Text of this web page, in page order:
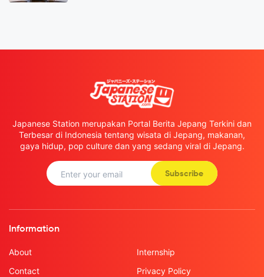
Japanese Station merupakan Portal Berita Jepang Terkini dan
Terbesar di Indonesia tentang wisata di Jepang, makanan,
gaya hidup, pop culture dan yang sedang viral di Jepang.
Subscribe
Information
About
Contact
Internship
Privacy Policy